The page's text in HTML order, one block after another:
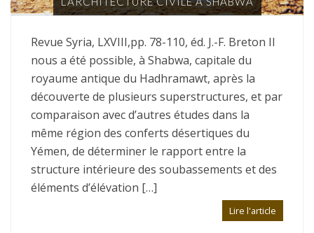
Revue Syria, LXVIII,pp. 78-110, éd. J.-F. Breton Il
nous a été possible, à Shabwa, capitale du
royaume antique du Hadhramawt, après la
découverte de plusieurs superstructures, et par
comparaison avec d’autres études dans la
même région des conferts désertiques du
Yémen, de déterminer le rapport entre la
structure intérieure des soubassements et des
éléments d’élévation […]
Lire l'article